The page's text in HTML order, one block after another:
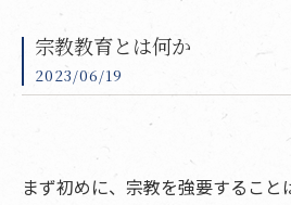
宗教教育とは何か
2023/06/19
まず初めに、宗教を強要するこ